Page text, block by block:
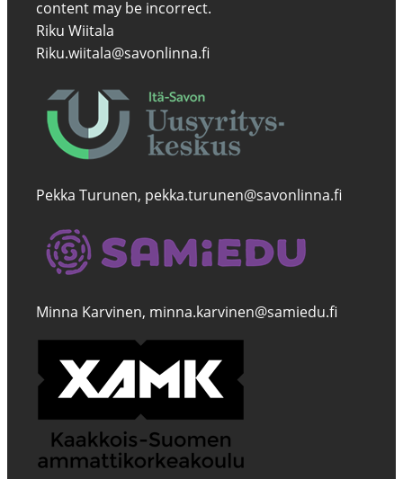
Riku Wiitala
Riku.wiitala@savonlinna.fi
Pekka Turunen, pekka.turunen@savonlinna.fi
Minna Karvinen, minna.karvinen@samiedu.fi